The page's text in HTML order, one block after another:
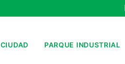
CIUDAD PARQUE INDUSTRIAL